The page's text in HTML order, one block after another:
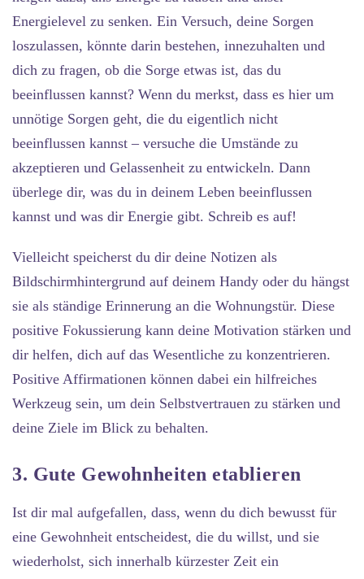
Energielevel zu senken. Ein Versuch, deine Sorgen
loszulassen, könnte darin bestehen, innezuhalten und
dich zu fragen, ob die Sorge etwas ist, das du
beeinflussen kannst? Wenn du merkst, dass es hier um
unnötige Sorgen geht, die du eigentlich nicht
beeinflussen kannst – versuche die Umstände zu
akzeptieren und Gelassenheit zu entwickeln. Dann
überlege dir, was du in deinem Leben beeinflussen
kannst und was dir Energie gibt. Schreib es auf!
Vielleicht speicherst du dir deine Notizen als
Bildschirmhintergrund auf deinem Handy oder du hängst
sie als ständige Erinnerung an die Wohnungstür. Diese
positive Fokussierung kann deine Motivation stärken und
dir helfen, dich auf das Wesentliche zu konzentrieren.
Positive Affirmationen können dabei ein hilfreiches
Werkzeug sein, um dein Selbstvertrauen zu stärken und
deine Ziele im Blick zu behalten.
3. Gute Gewohnheiten etablieren
Ist dir mal aufgefallen, dass, wenn du dich bewusst für
eine Gewohnheit entscheidest, die du willst, und sie
wiederholst, sich innerhalb kürzester Zeit ein